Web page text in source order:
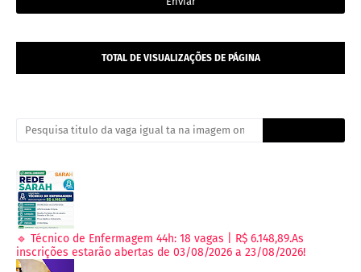
TOTAL DE VISUALIZAÇÕES DE PÁGINA
🔹 Técnico de Enfermagem 44h: 18 vagas | R$ 6.148,89.As
inscrições estarão abertas de 03/08/2026 a 23/08/2026!